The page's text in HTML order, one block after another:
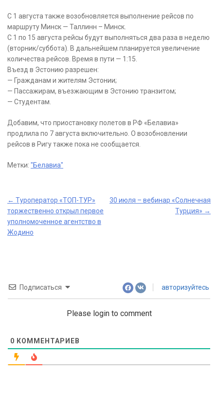
С 1 августа также возобновляется выполнение рейсов по
маршруту Минск — Таллинн – Минск.⠀
С 1 по 15 августа рейсы будут выполняться два раза в неделю
(вторник/суббота). В дальнейшем планируется увеличение
количества рейсов. Время в пути — 1:15.⠀
Въезд в Эстонию разрешен:
— Гражданам и жителям Эстонии;
— Пассажирам, въезжающим в Эстонию транзитом;
— Студентам.
Добавим, что приостановку полетов в РФ «Белавиа»
продлила по 7 августа включительно. О возобновлении
рейсов в Ригу также пока не сообщается.
Метки: "Белавиа"
Post
navigation
← Туроператор «ТОП-ТУР»
торжественно открыл первое
уполномоченное агентство в
Жодино
30 июля – вебинар «Солнечная
Турция» →
Подписаться авторизуйтесь
Please login to comment
0 КОММЕНТАРИЕВ